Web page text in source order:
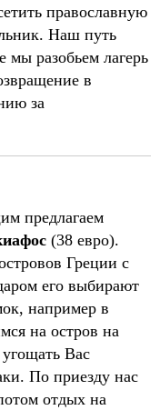
православную
Наш путь
мы разобьем лагерь
в
за
предлагаем
(38 евро).
Греции с
его выбирают
например в
на остров на
Вас
По приезду нас
отдых на